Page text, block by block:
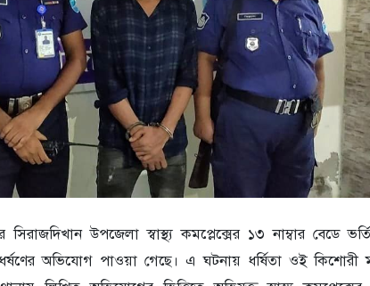
সিরাজদিখান উপজেলা স্বাস্থ্য কমপ্লেক্সের ১৩ নাম্বার বেডে
অভিযোগ পাওয়া গেছে। এ ঘটনায় ধর্ষিতা ওই কিশোরী